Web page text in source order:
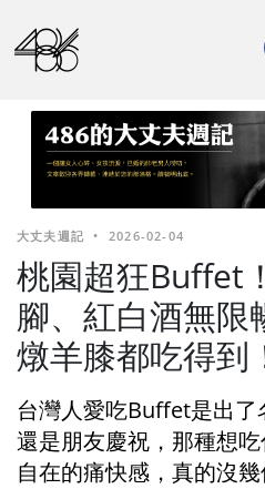
大丈夫週記 • 2026-02-04
桃園超狂Buffet
腳、紅白酒無限
燉羊膝都吃得到
台灣人愛吃Buffet是出
還是朋友慶祝，那種想
自在的痛快感，真的沒幾